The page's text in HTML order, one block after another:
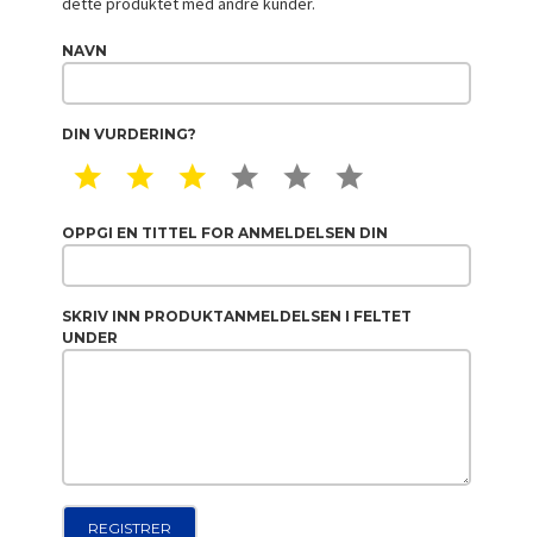
NAVN
DIN VURDERING?
1 STAR2 STAR3 STAR4 STAR5 STAR
OPPGI EN TITTEL FOR ANMELDELSEN DIN
SKRIV INN PRODUKTANMELDELSEN I FELTET
UNDER